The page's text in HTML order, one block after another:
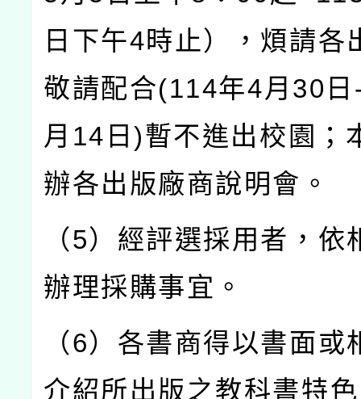
日下午4時止），煩請各
敬請配合(114年4月30
月14日)暫不進出校園；
辦各出版廠商說明會。
（5）經評選採用者，依
辦理採購事宜。
（6）各書商得以書面或
介紹所出版之教科書特